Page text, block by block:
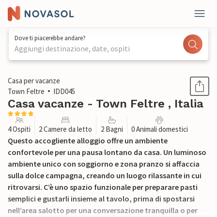
Dove ti piacerebbe andare?
Aggiungi destinazione, date, ospiti
1 / 24
Casa per vacanze
Town Feltre
IDD045
Casa vacanze - Town Feltre , Italia
4 Ospiti 2 Camere da letto 2 Bagni 0 Animali domestici
Questo accogliente alloggio offre un ambiente
confortevole per una pausa lontano da casa. Un luminoso
ambiente unico con soggiorno e zona pranzo si affaccia
sulla dolce campagna, creando un luogo rilassante in cui
ritrovarsi. C’è uno spazio funzionale per preparare pasti
semplici e gustarli insieme al tavolo, prima di spostarsi
nell’area salotto per una conversazione tranquilla o per